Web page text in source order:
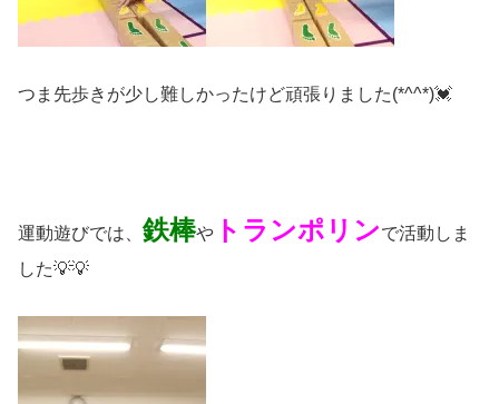
つま先歩きが少し難しかったけど頑張りました(*^^*)💓
運動遊びでは、 鉄棒や トランポリンで活動しま
した💡💡